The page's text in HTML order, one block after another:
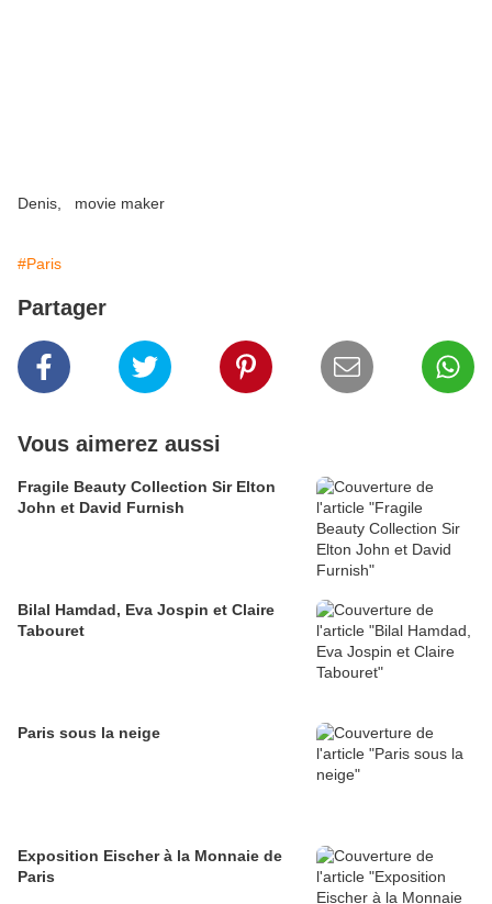
Denis, movie maker
#Paris
Partager
Vous aimerez aussi
Fragile Beauty Collection Sir Elton
John et David Furnish
Bilal Hamdad, Eva Jospin et Claire
Tabouret
Paris sous la neige
Exposition Eischer à la Monnaie de
Paris